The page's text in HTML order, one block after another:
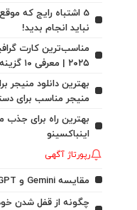
5 اشتباه رایج که
نباید انجام بدید!
مناسب‌ترین کارت
۲۰۲۵ | معرفی ۱۰ گزینه برتر برای گیمرها
بهترین دانلود منیجر
منیجر مناسب برای
بهترین راه برای جذب
اینباکسینو
رپورتاژ آگهی
مقایسه Gemini و ChatGPT: کدام یک بهتر است؟